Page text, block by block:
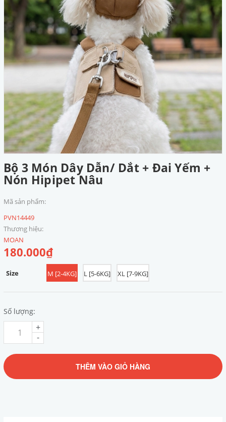
Bộ 3 Món Dây Dẫn/ Dắt + Đai Yếm +
Nón Hipipet Nâu
Mã sản phẩm:
PVN14449
Thương hiệu:
MOAN
180.000₫
Size M [2-4KG] L [5-6KG] XL [7-9KG]
Số lượng:
-
+
THÊM VÀO GIỎ HÀNG